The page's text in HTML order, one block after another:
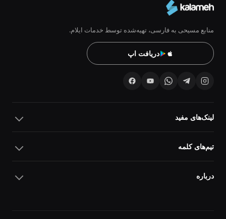
منابع مسیحی به فارسی، تهیه‌شده توسط خدمات ایلام.
دریافت اپ
لینک‌های مفید
تیم‌های کلمه
درباره